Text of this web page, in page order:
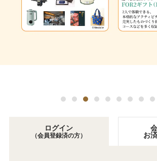
ログイン
（会員登録済の方）
お